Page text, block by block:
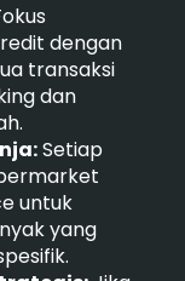
dengan
transaksi
dan
Setiap
untuk
yang